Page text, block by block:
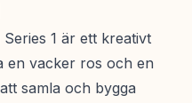
1 är ett kreativt
en vacker ros och en
samla och bygga